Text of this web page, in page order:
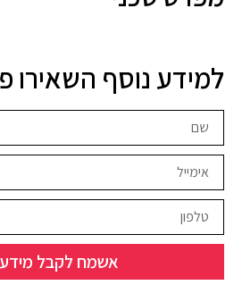
למידע נוסף השאירו
אשמח לקבל מידע